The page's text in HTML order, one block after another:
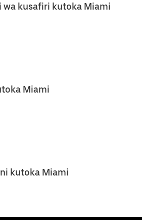
wa kusafiri kutoka Miami
Miami
kutoka Miami